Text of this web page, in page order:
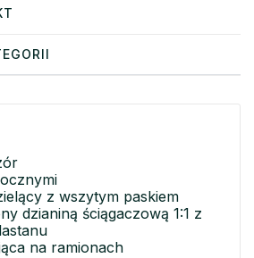
z wszytym paskiem
dzianiną ściągaczową 1:1 z
na ramionach